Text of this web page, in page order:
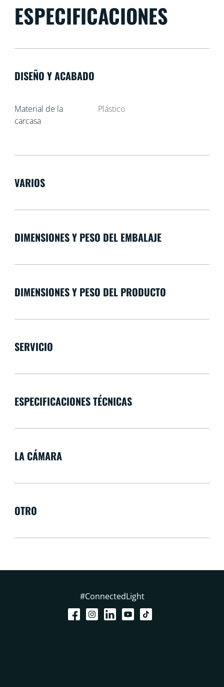
ESPECIFICACIONES
DISEÑO Y ACABADO
Material de la
carcasa
Plástico
VARIOS
DIMENSIONES Y PESO DEL EMBALAJE
DIMENSIONES Y PESO DEL PRODUCTO
SERVICIO
ESPECIFICACIONES TÉCNICAS
LA CÁMARA
OTRO
#ConnectedLight